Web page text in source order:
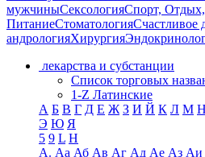
мужчиныСексологияСпорт, Отдых,
ПитаниеСтоматологияСчастливое
андрологияХирургия
лекарства и субстанции
Список торговых
1-Z Латинские
А Б В Г Д Е Ж З И Й К Л М Н
Э Ю Я
5 9 L H
А. Аа Аб Ав Аг Ад Ае Аз Аи